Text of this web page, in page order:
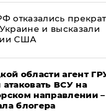
отказались
и высказали
США
области агент
атаковать ВСУ на
направлении
блогера